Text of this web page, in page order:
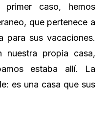
caso, hemos
que pertenece a
para sus vacaciones.
nuestra propia casa,
estaba allí. La
es una casa que sus